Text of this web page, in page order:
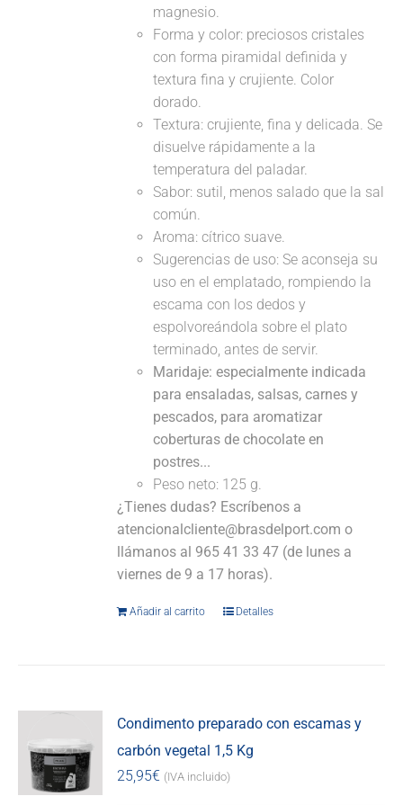
magnesio.
Forma y color: preciosos cristales
con forma piramidal definida y
textura fina y crujiente. Color
dorado.
Textura: crujiente, fina y delicada. Se
disuelve rápidamente a la
temperatura del paladar.
Sabor: sutil, menos salado que la sal
común.
Aroma: cítrico suave.
Sugerencias de uso: Se aconseja su
uso en el emplatado, rompiendo la
escama con los dedos y
espolvoreándola sobre el plato
terminado, antes de servir.
Maridaje: especialmente indicada
para ensaladas, salsas, carnes y
pescados, para aromatizar
coberturas de chocolate en
postres...
Peso neto: 125 g.
¿Tienes dudas? Escríbenos a
atencionalcliente@brasdelport.com o
llámanos al 965 41 33 47 (de lunes a
viernes de 9 a 17 horas).
Añadir al carrito Detalles
Condimento preparado con escamas y
carbón vegetal 1,5 Kg
25,95€ (IVA incluido)